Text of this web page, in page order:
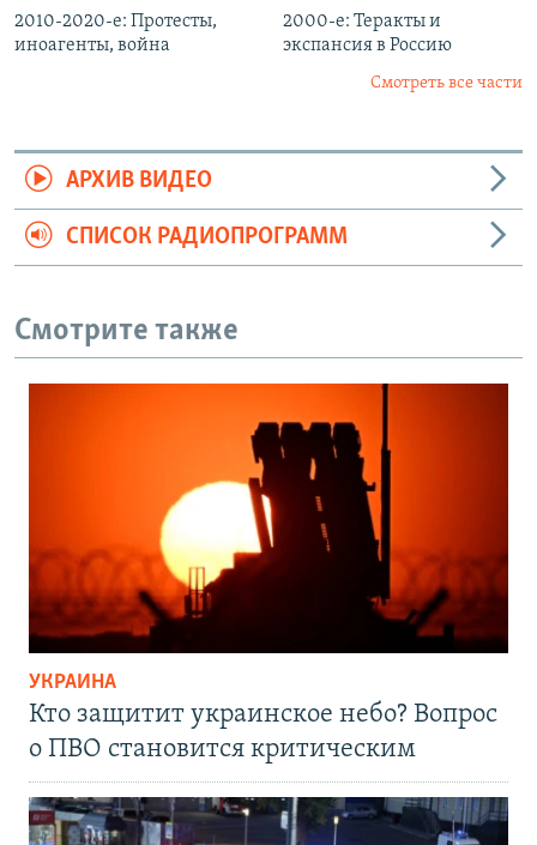
2010-2020-е: Протесты,
иноагенты, война
2000-е: Теракты и
экспансия в Россию
Смотреть все части
АРХИВ ВИДЕО
СПИСОК РАДИОПРОГРАММ
Смотрите также
УКРАИНА
Кто защитит украинское небо? Вопрос
о ПВО становится критическим